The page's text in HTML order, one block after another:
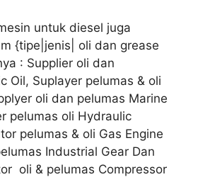
untuk diesel juga
{tipe|jenis| oli dan grease
: Supplier oli dan
Oil, Suplayer pelumas & oli
oli dan pelumas Marine
pelumas oli Hydraulic
pelumas & oli Gas Engine
Industrial Gear Dan
oli & pelumas Compressor